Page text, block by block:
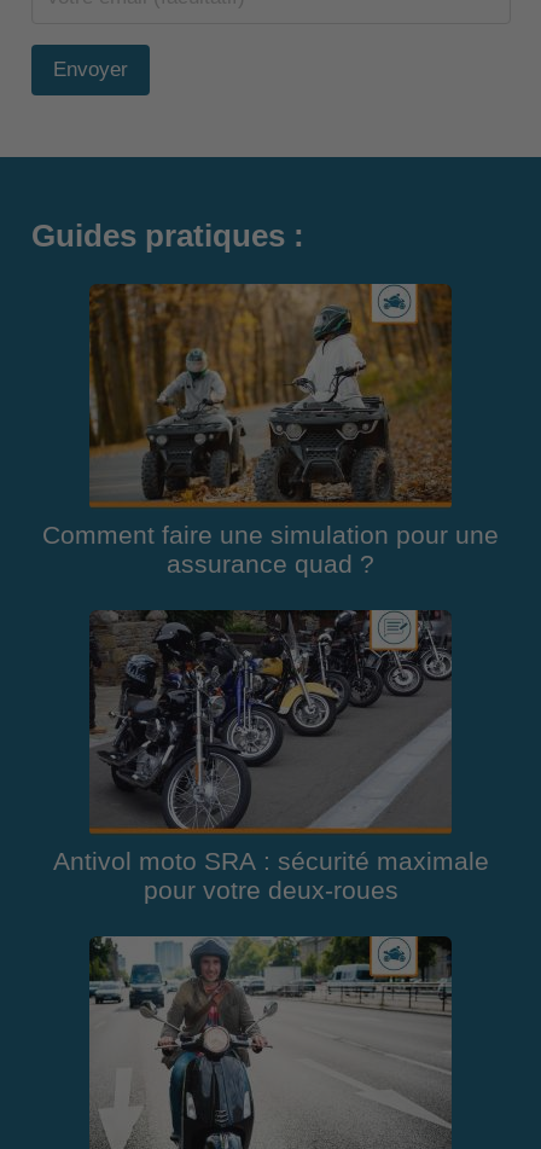
Envoyer
Guides pratiques :
Comment faire une simulation pour une
assurance quad ?
Antivol moto SRA : sécurité maximale
pour votre deux-roues